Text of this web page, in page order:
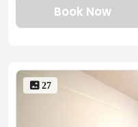
Book Now
 27